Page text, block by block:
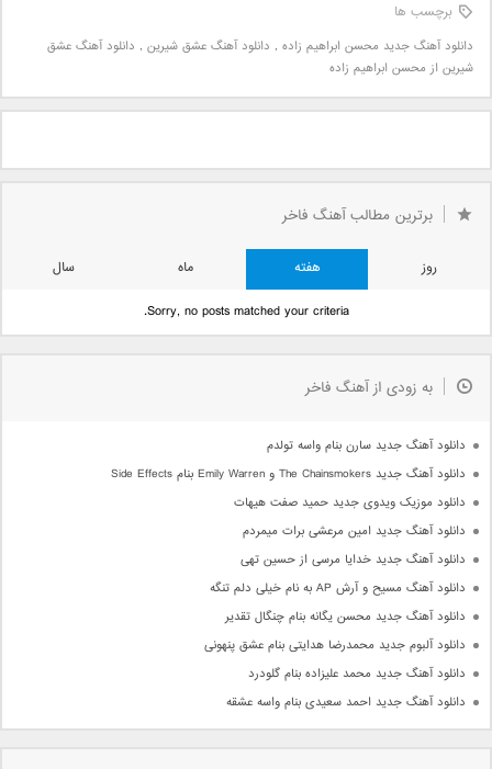
برچسب ها
دانلود آهنگ جدید محسن ابراهیم زاده , دانلود آهنگ عشق شیرین , دانلود آهنگ عشق
شیرین از محسن ابراهیم زاده
برترین مطالب آهنگ فاخر
روز هفته ماه
سال
Sorry, no posts matched your criteria.
به زودی از آهنگ فاخر
دانلود آهنگ جدید سارن بنام واسه تولدم
دانلود آهنگ جدید The Chainsmokers و Emily Warren بنام Side Effects
دانلود موزیک ویدوی جدید حمید صفت هیهات
دانلود آهنگ جدید امین مرعشی برات میمردم
دانلود آهنگ جدید خدایا مرسی از حسین تهی
دانلود آهنگ مسیح و آرش AP به نام خیلی دلم تنگه
دانلود آهنگ جدید محسن یگانه بنام چنگال تقدیر
دانلود آلبوم جدید محمدرضا هدایتی بنام عشق پنهونی
دانلود آهنگ جدید محمد علیزاده بنام گلودرد
دانلود آهنگ جدید احمد سعیدی بنام واسه عشقه